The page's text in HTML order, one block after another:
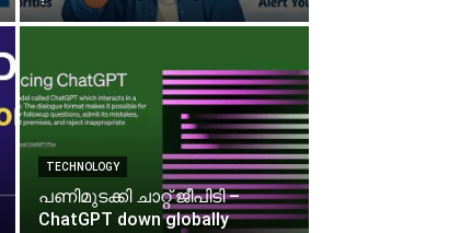
TECHNOLOGY
പണിമുടക്കി ചാറ്റ് ജീപിടി –
ChatGPT down globally